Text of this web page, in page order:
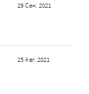
29 Сен. 2021
25 Авг. 2021